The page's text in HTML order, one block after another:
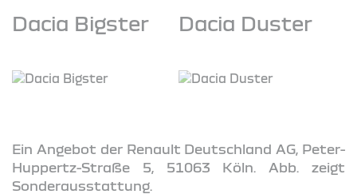
Dacia Bigster Dacia Duster
Ein Angebot der Renault Deutschland AG, Peter-
Huppertz-Straße 5, 51063 Köln. Abb. zeigt
Sonderausstattung.